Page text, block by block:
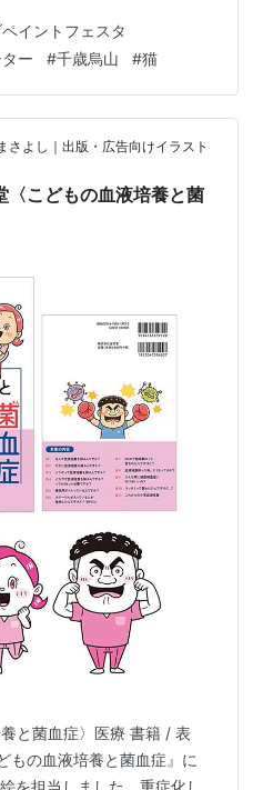
୨ৎ. 今回私がラ
しようと思ったきっかけ
がたくも素敵なライブペイ
…
イントフェスタ
ー #千歳烏山 #猫
さよし｜出版・広告向けイラスト
〈こどもの血液培養と菌
と菌血症〉医療 書籍 / 表
もの血液培養と菌血症』に